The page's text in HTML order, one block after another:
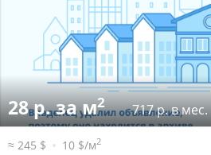
28 р. за м2 717 р. в мес.
≈ 245 $ 10 $/м2